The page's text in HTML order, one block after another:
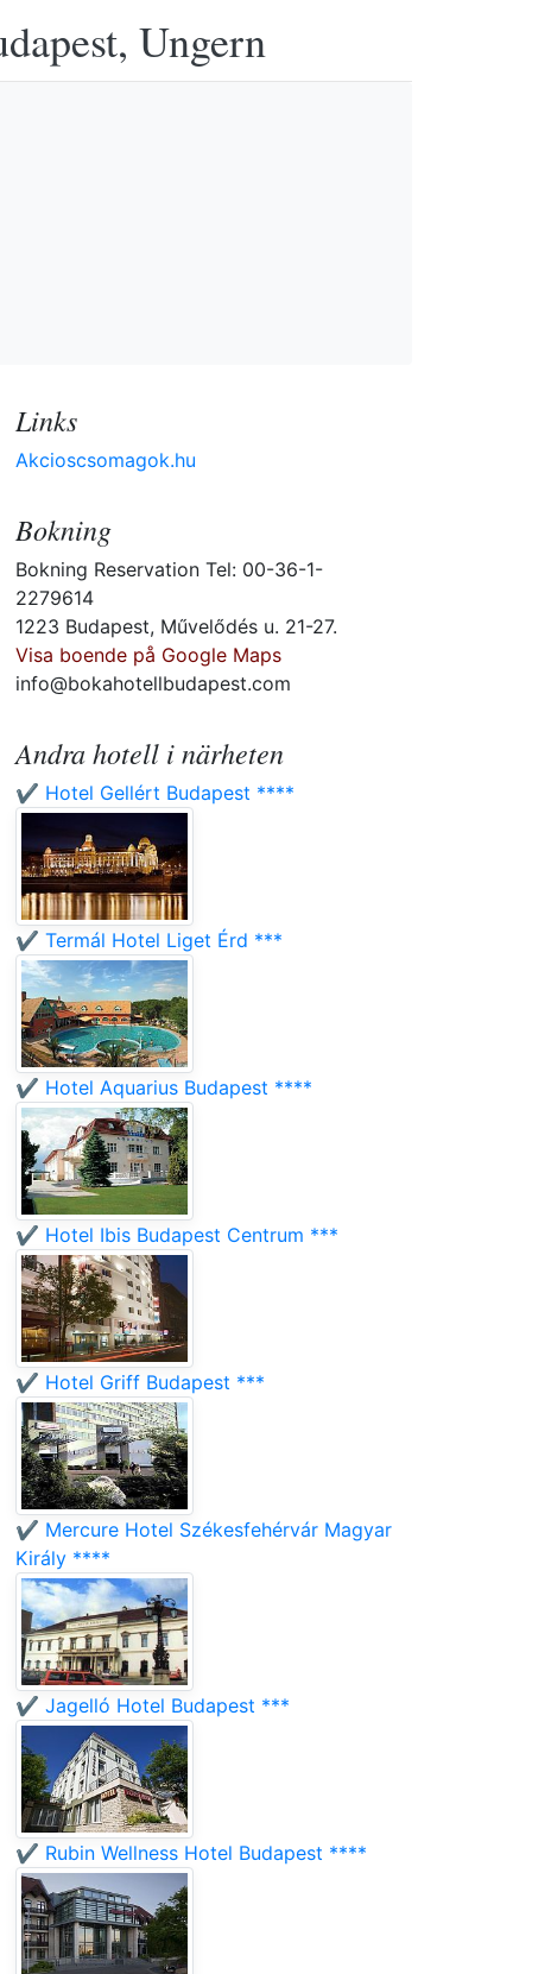
Ungern
Links
Akcioscsomagok.hu
Bokning
Bokning Reservation Tel: 00-36-1-
2279614
1223 Budapest, Művelődés u. 21-27.
Visa boende på Google Maps
info@bokahotellbudapest.com
Andra hotell i närheten
✔️ Hotel Gellért Budapest ****
✔️ Termál Hotel Liget Érd ***
✔️ Hotel Aquarius Budapest ****
✔️ Hotel Ibis Budapest Centrum ***
✔️ Hotel Griff Budapest ***
✔️ Mercure Hotel Székesfehérvár Magyar
Király ****
✔️ Jagelló Hotel Budapest ***
✔️ Rubin Wellness Hotel Budapest ****